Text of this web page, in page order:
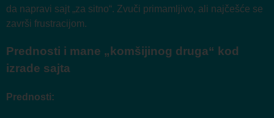
da napravi sajt „za sitno“. Zvuči primamljivo, ali najčešće se
završi frustracijom.
Prednosti i mane „komšijinog druga“ kod
izrade sajta
Prednosti: